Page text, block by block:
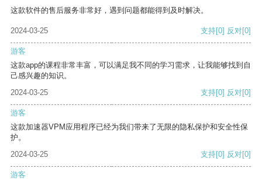
这款软件的售后服务非常好，遇到问题都能得到及时解决。
2024-03-25 支持[0] 反对[0]
游客
这款app的课程非常丰富，可以满足我不同的学习需求，让我能够找到自
己感兴趣的知识。
2024-03-25
支持[0] 反对[0]
游客
这款加速器VPM应用程序已经为我们带来了无限的隐私保护和安全性保
护。
2024-03-25
支持[0] 反对[0]
游客